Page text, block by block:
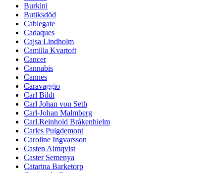
Burkini
Butiksdöd
Cablegate
Cadaques
Cajsa Lindholm
Camilla Kvartoft
Cancer
Cannabis
Cannes
Caravaggio
Carl Bildt
Carl Johan von Seth
Carl-Johan Malmberg
Carl.Reinhold Bråkenhielm
Carles Puigdemont
Caroline Ingvarsson
Casten Almqvist
Caster Semenya
Catarina Barketorp